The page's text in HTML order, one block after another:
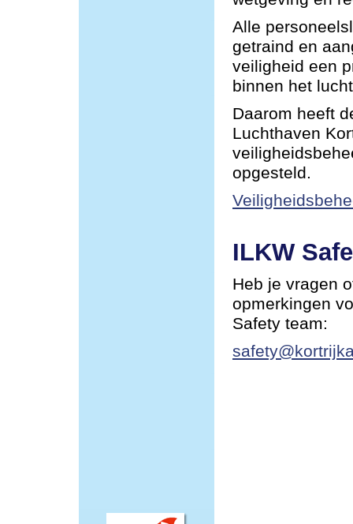
Alle
getraind en
veiligheid een
binnen het
Daarom heeft
Luchthaven
opgesteld.
ILKW
Heb je vragen
opmerkingen
Safety team: